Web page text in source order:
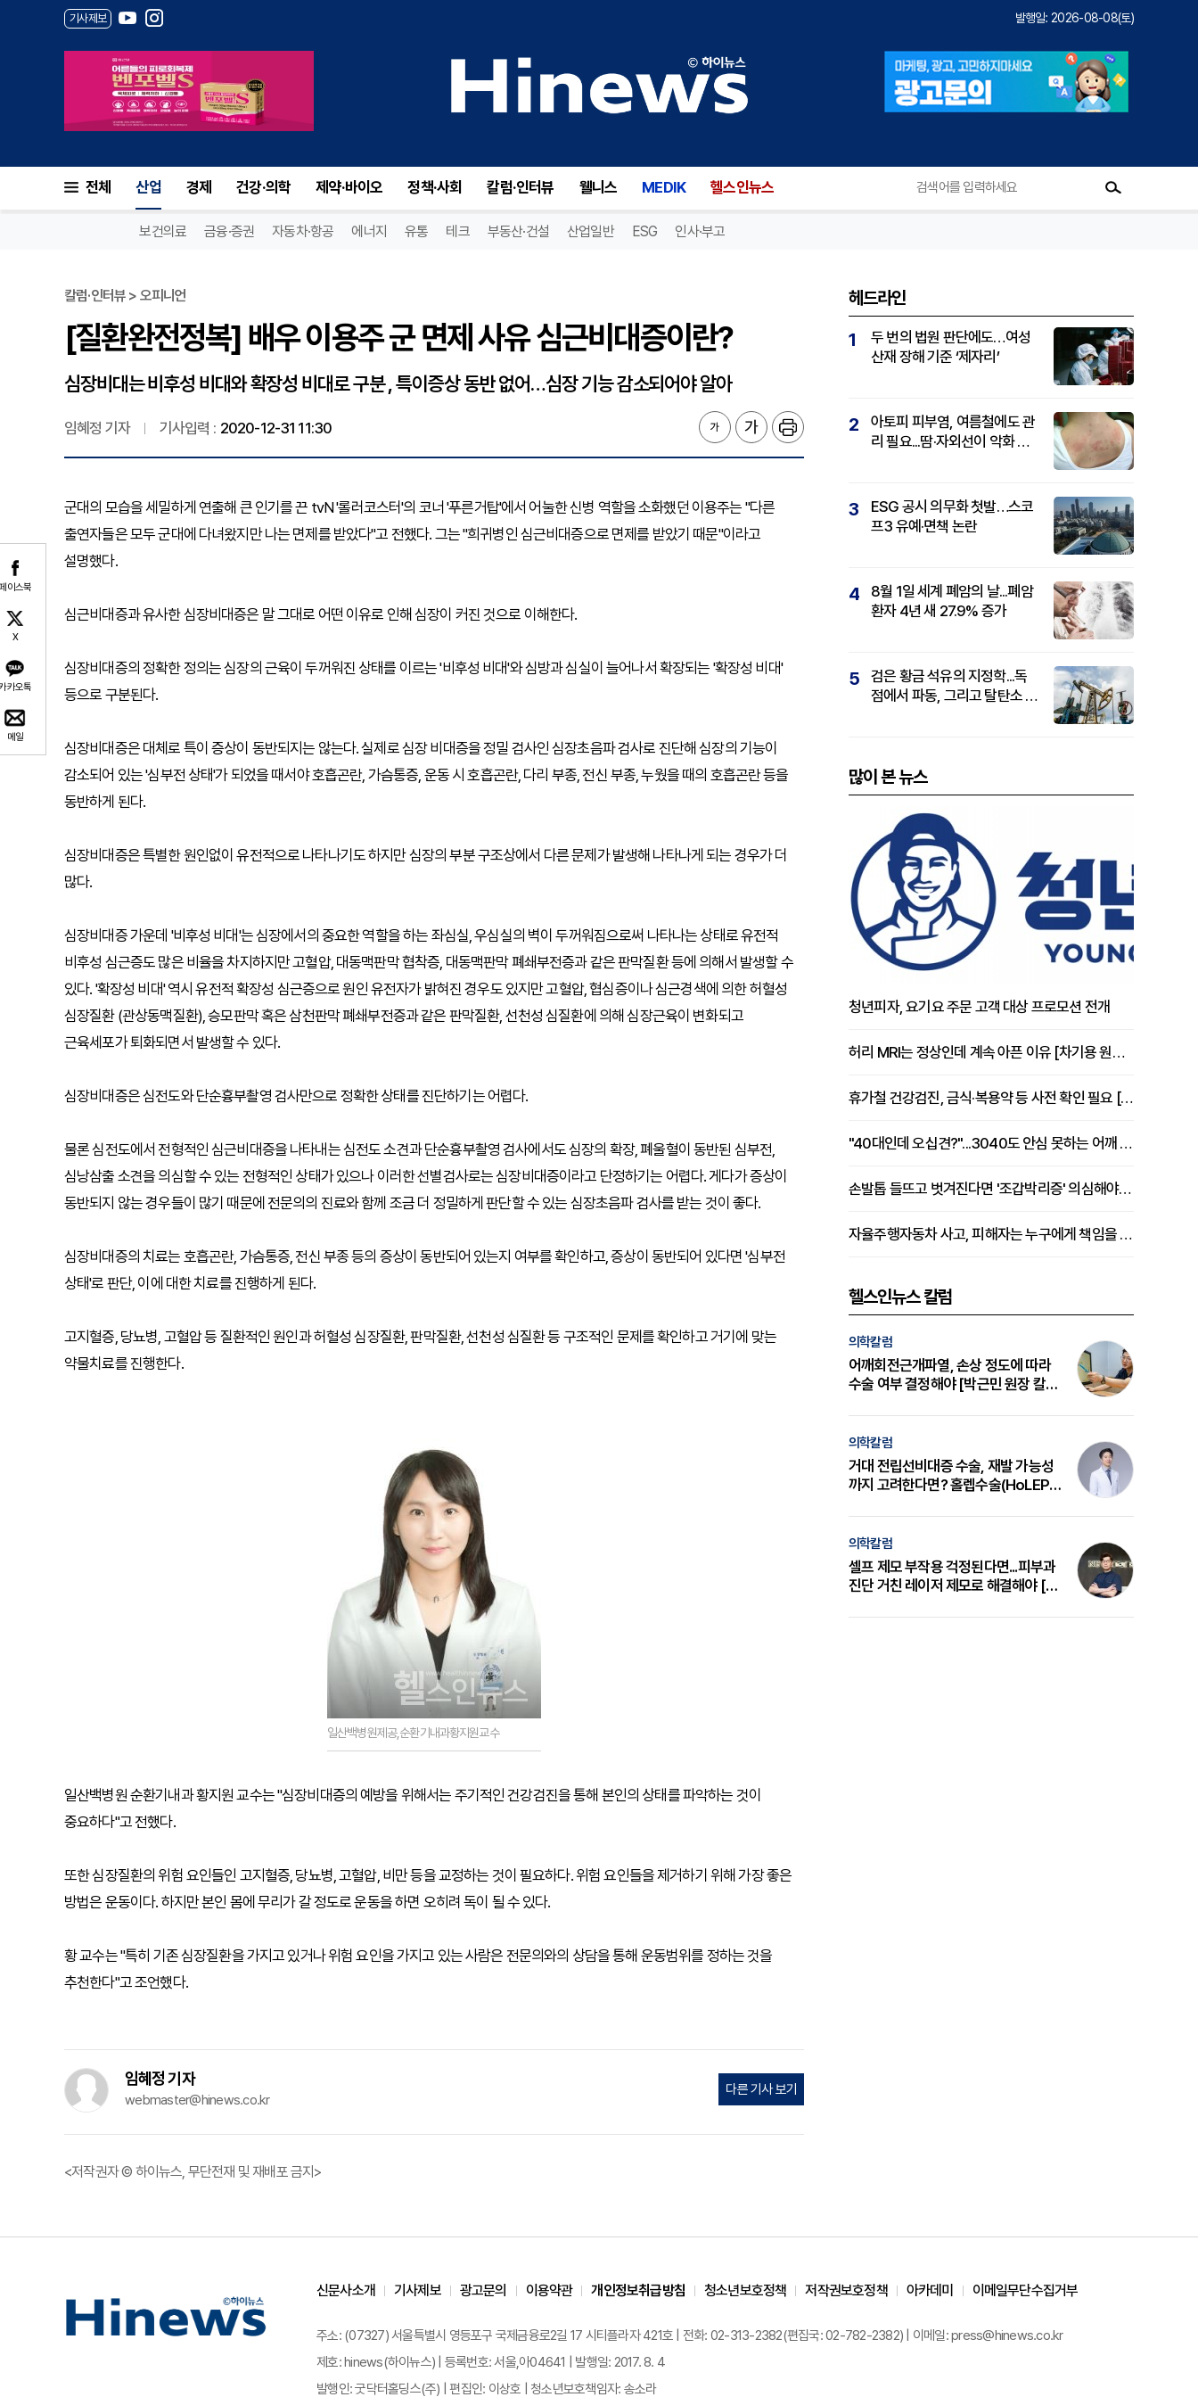
기사제보 발행일: 2026-08-08(토)
전체 산업 경제 건강·의학 제약·바이오 정책·사회 칼럼·인터뷰 웰니스 MEDIK 헬스인뉴스
보건의료 금융·증권 자동차·항공 에너지 유통 테크 부동산·건설 산업일반 ESG 인사·부고
이스북
X
카오톡
메일
칼럼·인터뷰 > 오피니언
[질환완전정복] 배우 이용주 군 면제 사유 심근비대증이란?
심장비대는 비후성 비대와 확장성 비대로 구분 , 특이증상 동반 없어…심장 기능 감소되어야 알아
임혜정 기자 기사입력 : 2020-12-31 11:30
군대의 모습을 세밀하게 연출해 큰 인기를 끈 tvN '롤러코스터'의 코너 '푸른거탑'에서 어눌한 신병 역할을 소화했던 이용주는 "다른
출연자들은 모두 군대에 다녀왔지만 나는 면제를 받았다"고 전했다. 그는 "희귀병인 심근비대증으로 면제를 받았기 때문"이라고
설명했다.
심근비대증과 유사한 심장비대증은 말 그대로 어떤 이유로 인해 심장이 커진 것으로 이해한다.
심장비대증의 정확한 정의는 심장의 근육이 두꺼워진 상태를 이르는 '비후성 비대'와 심방과 심실이 늘어나서 확장되는 '확장성 비대'
등으로 구분된다.
심장비대증은 대체로 특이 증상이 동반되지는 않는다. 실제로 심장 비대증을 정밀 검사인 심장초음파 검사로 진단해 심장의 기능이
감소되어 있는 '심부전 상태'가 되었을 때서야 호흡곤란, 가슴통증, 운동 시 호흡곤란, 다리 부종, 전신 부종, 누웠을 때의 호흡곤란 등을
동반하게 된다.
심장비대증은 특별한 원인없이 유전적으로 나타나기도 하지만 심장의 부분 구조상에서 다른 문제가 발생해 나타나게 되는 경우가 더
많다.
심장비대증 가운데 '비후성 비대'는 심장에서의 중요한 역할을 하는 좌심실, 우심실의 벽이 두꺼워짐으로써 나타나는 상태로 유전적
비후성 심근증도 많은 비율을 차지하지만 고혈압, 대동맥판막 협착증, 대동맥판막 폐쇄부전증과 같은 판막질환 등에 의해서 발생할 수
있다. '확장성 비대' 역시 유전적 확장성 심근증으로 원인 유전자가 밝혀진 경우도 있지만 고혈압, 협심증이나 심근경색에 의한 허혈성
심장질환 (관상동맥질환), 승모판막 혹은 삼천판막 폐쇄부전증과 같은 판막질환, 선천성 심질환에 의해 심장근육이 변화되고
근육세포가 퇴화되면서 발생할 수 있다.
심장비대증은 심전도와 단순흉부촬영 검사만으로 정확한 상태를 진단하기는 어렵다.
물론 심전도에서 전형적인 심근비대증을 나타내는 심전도 소견과 단순흉부촬영 검사에서도 심장의 확장, 폐울혈이 동반된 심부전,
심낭삼출 소견을 의심할 수 있는 전형적인 상태가 있으나 이러한 선별검사로는 심장비대증이라고 단정하기는 어렵다. 게다가 증상이
동반되지 않는 경우들이 많기 때문에 전문의의 진료와 함께 조금 더 정밀하게 판단할 수 있는 심장초음파 검사를 받는 것이 좋다.
심장비대증의 치료는 호흡곤란, 가슴통증, 전신 부종 등의 증상이 동반되어 있는지 여부를 확인하고, 증상이 동반되어 있다면 '심부전
상태'로 판단, 이에 대한 치료를 진행하게 된다.
고지혈증, 당뇨병, 고혈압 등 질환적인 원인과 허혈성 심장질환, 판막질환, 선천성 심질환 등 구조적인 문제를 확인하고 거기에 맞는
약물치료를 진행한다.
일산백병원제공,순환기내과황지원교수
일산백병원 순환기내과 황지원 교수는 "심장비대증의 예방을 위해서는 주기적인 건강검진을 통해 본인의 상태를 파악하는 것이
중요하다"고 전했다.
또한 심장질환의 위험 요인들인 고지혈증, 당뇨병, 고혈압, 비만 등을 교정하는 것이 필요하다. 위험 요인들을 제거하기 위해 가장 좋은
방법은 운동이다. 하지만 본인 몸에 무리가 갈 정도로 운동을 하면 오히려 독이 될 수 있다.
황 교수는 "특히 기존 심장질환을 가지고 있거나 위험 요인을 가지고 있는 사람은 전문의와의 상담을 통해 운동범위를 정하는 것을
추천한다"고 조언했다.
임혜정 기자
webmaster@hinews.co.kr
다른 기사 보기
<저작권자 © 하이뉴스, 무단전재 및 재배포 금지>
헤드라인
1
두 번의 법원 판단에도…여성
산재 장해 기준 ‘제자리’
2
아토피 피부염, 여름철에도 관
리 필요...땀·자외선이 악화 요
3
ESG 공시 의무화 첫발…스코
프3 유예·면책 논란
4
8월 1일 세계 폐암의 날...폐암
환자 4년 새 27.9% 증가
5
검은 황금 석유의 지정학...독
점에서 파동, 그리고 탈탄소 패
많이 본 뉴스
청년피자, 요기요 주문 고객 대상 프로모션 전개
허리 MRI는 정상인데 계속 아픈 이유 [차기용 원장 칼럼]
휴가철 건강검진, 금식·복용약 등 사전 확인 필요 [정도감 원장 칼럼]
"40대인데 오십견?"...3040도 안심 못하는 어깨 유착성 관절낭염
손발톱 들뜨고 벗겨진다면 '조갑박리증' 의심해야 [김철윤 원장 칼럼]
자율주행자동차 사고, 피해자는 누구에게 책임을 물을 수 있을까
헬스인뉴스 칼럼
의학칼럼
어깨회전근개파열, 손상 정도에 따라
수술 여부 결정해야 [박근민 원장 칼
의학칼럼
거대 전립선비대증 수술, 재발 가능성
까지 고려한다면? 홀렙수술(HoLEP)
의학칼럼
셀프 제모 부작용 걱정된다면...피부과
진단 거친 레이저 제모로 해결해야 [변
신문사소개 기사제보 광고문의 이용약관 개인정보취급방침 청소년보호정책 저작권보호정책 아카데미 이메일무단수집거부
주소: (07327) 서울특별시 영등포구 국제금융로2길 17 시티플라자 421호 | 전화: 02-313-2382(편집국: 02-782-2382) | 이메일: press@hinews.co.kr
제호: hinews(하이뉴스) | 등록번호: 서울,아04641 | 발행일: 2017. 8. 4
발행인: 굿닥터홀딩스(주) | 편집인: 이상호 | 청소년보호책임자: 송소라